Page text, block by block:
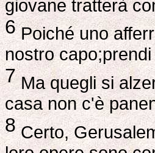
giovane tratterà
6Poiché uno
nostro
7Ma quegli si
casa non c'è
8 Certo,